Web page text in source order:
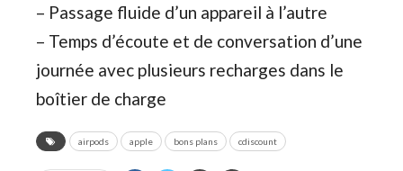
– Passage fluide d’un appareil à l’autre
– Temps d’écoute et de conversation d’une
journée avec plusieurs recharges dans le
boîtier de charge
airpods apple bons plans cdiscount